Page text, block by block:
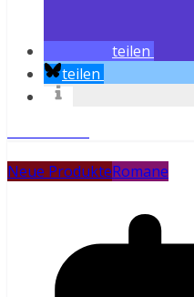
teilen
teilen
Neue ProdukteRomane